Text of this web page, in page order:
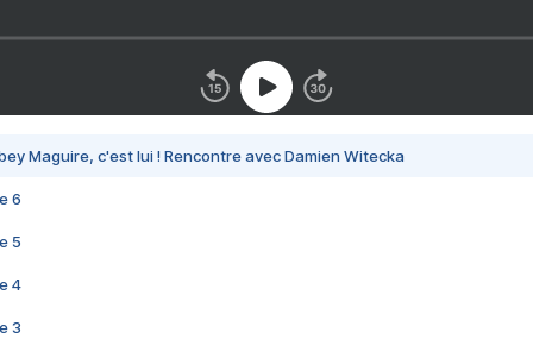
Maguire, c'est lui ! Rencontre avec Damien Witecka
6
5
4
3